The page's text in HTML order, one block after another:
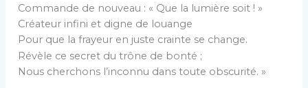
Commande de nouveau : « Que la lumière soit ! »
Créateur infini et digne de louange
Pour que la frayeur en juste crainte se change.
Révèle ce secret du trône de bonté ;
Nous cherchons l’inconnu dans toute obscurité. »